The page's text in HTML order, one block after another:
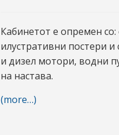
Кабинетот е опремен
илустративни постери
и дизел мотори, водни
на настава.
(more…)